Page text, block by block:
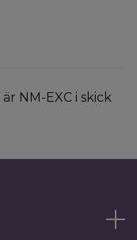
NM-EXC i skick